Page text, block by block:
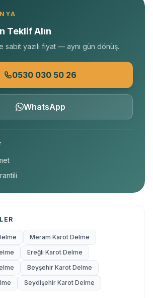
Teklif Alın
sabit yazılı fiyat — aynı gün dönüş.
0530 030 50 26
WhatsApp
Meram Karot Delme
Ereğli Karot Delme
Beyşehir Karot Delme
Seydişehir Karot Delme